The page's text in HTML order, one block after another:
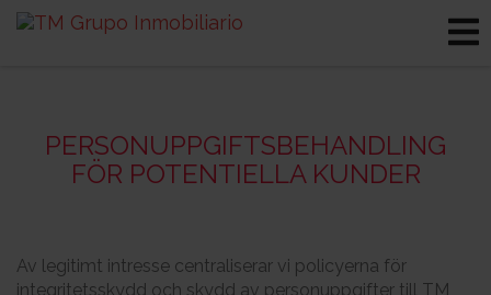
PERSONUPPGIFTSBEHANDLING
FÖR POTENTIELLA KUNDER
Av legitimt intresse centraliserar vi policyerna för
integritetsskydd och skydd av personuppgifter till TM